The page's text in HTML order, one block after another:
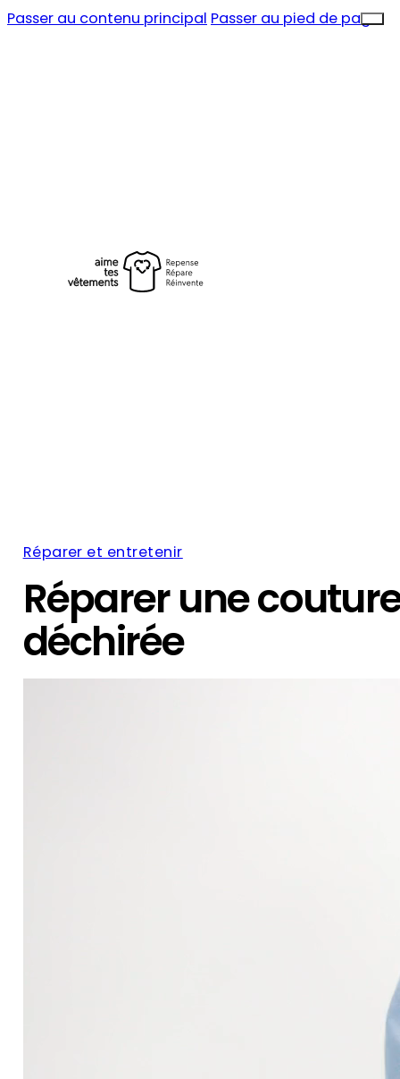
Passer au contenu principal Passer au pied de page
Réparer et entretenir
Réparer une
déchirée